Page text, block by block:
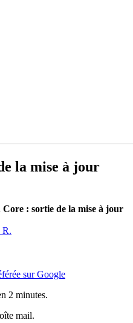
la mise à jour
: sortie de la mise à jour
R.
sur Google
2 minutes.
mail.